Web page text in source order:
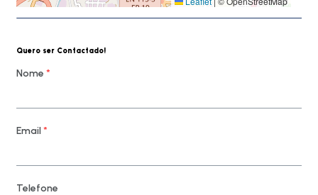
Quero ser Contactado!
Nome *
Email*
Telefone